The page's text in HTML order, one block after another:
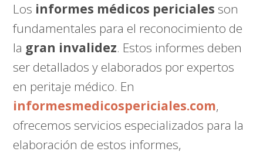
Los informes médicos periciales son
fundamentales para el reconocimiento de
la gran invalidez. Estos informes deben
ser detallados y elaborados por expertos
en peritaje médico. En
informesmedicospericiales.com,
ofrecemos servicios especializados para la
elaboración de estos informes,